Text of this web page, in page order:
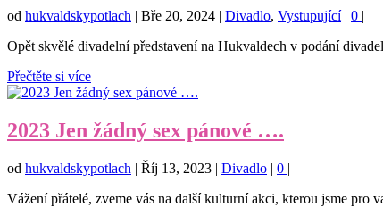
od hukvaldskypotlach | Bře 20, 2024 | Divadlo, Vystupující| 0 |
Opět skvělé divadelní představení na Hukvaldech v podání
Přečtěte si více
2023 Jen žádný sex pánové ….
od hukvaldskypotlach | Říj 13, 2023 | Divadlo | 0 |
Vážení přátelé, zveme vás na další kulturní akci, kterou jsme pro